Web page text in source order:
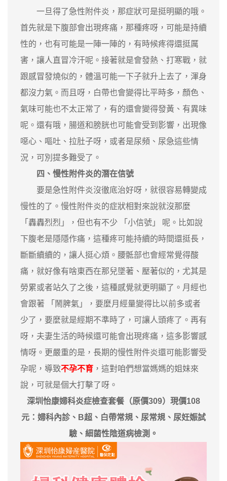
一旦得了急性附件炎，那症狀可是挺明顯的哦。
首先就是下腹部會出現疼痛，那種疼呀，可能是持續
性的，也有可能是一陣一陣的，有時候疼得還挺厲
害，讓人直冒冷汗呢。接著就是會發熱、打寒戰，就
跟感冒發燒似的，體溫可能一下子就升上去了，渾身
都沒力氣。而且呀，白帶也會變得比平時多，顏色、
氣味可能也不太正常了，有的還會變得發黃、有異味
呢。還有哦，腸道和膀胱也可能會受到影響，出現像
噁心、嘔吐、拉肚子呀，或者是尿頻、尿急這些情
況，可別提多難受了。
四、慢性附件炎的潛在信號
要是急性附件炎沒徹底治好呀，就很容易轉變成
慢性的了。慢性附件炎的症狀相對來說就沒那麼
「轟轟烈烈」，但也有不少 「小信號」 呢。比如說
下腹老是隱隱作痛，這種疼可能持續的時間還挺長，
斷斷續續的，讓人挺心煩。腰骶部也會經常覺得酸
痛，就好像有啥東西在那兒墜著、壓著似的，尤其是
勞累或者站久了之後，這種感覺就更明顯了。月經也
會跟著 「鬧脾氣」，要麼月經量變得比以前多或者
少了，要麼就是經期不準時了，可讓人頭疼了。再有
呀，夫妻生活的時候還可能會出現疼痛，這多影響感
情呀。更嚴重的是，長期的慢性附件炎還可能影響受
孕呢，導致不孕不育 ，這對咱們想當媽媽的姐妹來
說，可就是個大打擊了呀。
深圳怡康婦科炎症檢查套餐（原價309）現價108
元：婦科內診、B超、白帶常規、尿常規、尿妊娠試
驗、細菌性陰道病檢測。